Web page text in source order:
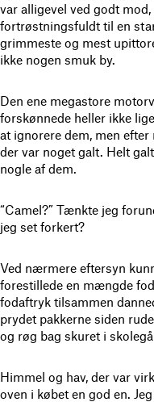
var alligevel ved godt
fortrøstningsfuldt til en
grimmeste og mest
ikke nogen smuk by.
Den ene megastore
forskønnede heller ikke
at ignorere dem, men
der var noget galt. Helt
nogle af dem.
“Camel?” Tænkte jeg
jeg set forkert?
Ved nærmere eftersyn
forestillede en mængde
fodaftryk tilsammen
prydet pakkerne siden
og røg bag skuret i
Himmel og hav, der var
oven i købet en god en.